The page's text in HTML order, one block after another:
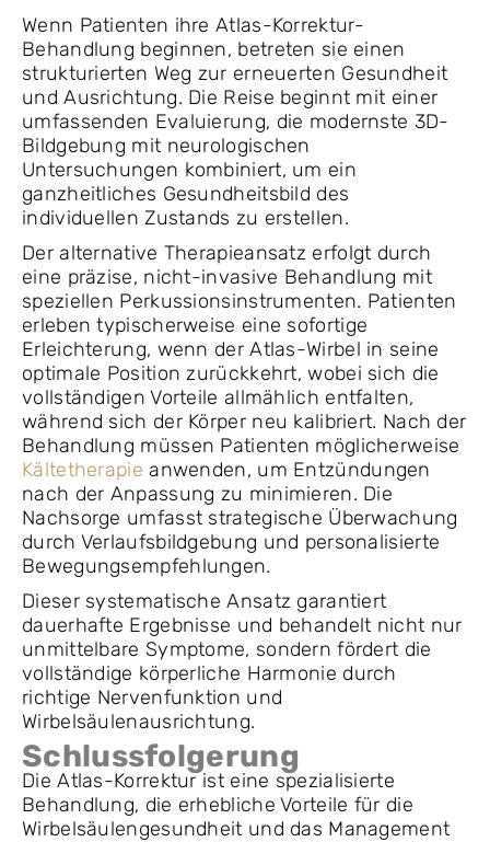
Wenn Patienten ihre Atlas-Korrektur-
Behandlung beginnen, betreten sie einen
strukturierten Weg zur erneuerten Gesundheit
und Ausrichtung. Die Reise beginnt mit einer
umfassenden Evaluierung, die modernste 3D-
Bildgebung mit neurologischen
Untersuchungen kombiniert, um ein
ganzheitliches Gesundheitsbild des
individuellen Zustands zu erstellen.
Der alternative Therapieansatz erfolgt durch
eine präzise, nicht-invasive Behandlung mit
speziellen Perkussionsinstrumenten. Patienten
erleben typischerweise eine sofortige
Erleichterung, wenn der Atlas-Wirbel in seine
optimale Position zurückkehrt, wobei sich die
vollständigen Vorteile allmählich entfalten,
während sich der Körper neu kalibriert. Nach der
Behandlung müssen Patienten möglicherweise
Kältetherapie anwenden, um Entzündungen
nach der Anpassung zu minimieren. Die
Nachsorge umfasst strategische Überwachung
durch Verlaufsbildgebung und personalisierte
Bewegungsempfehlungen.
Dieser systematische Ansatz garantiert
dauerhafte Ergebnisse und behandelt nicht nur
unmittelbare Symptome, sondern fördert die
vollständige körperliche Harmonie durch
richtige Nervenfunktion und
Wirbelsäulenausrichtung.
Schlussfolgerung
Die Atlas-Korrektur ist eine spezialisierte
Behandlung, die erhebliche Vorteile für die
Wirbelsäulengesundheit und das Management